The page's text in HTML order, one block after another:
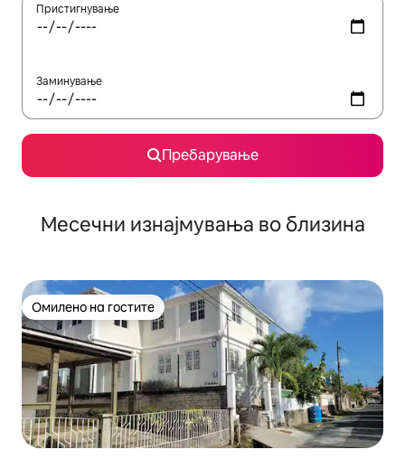
Пристигнување
Заминување
Пребарување
Месечни изнајмувања во близина
Омилено на гостите
Омилено на гостите